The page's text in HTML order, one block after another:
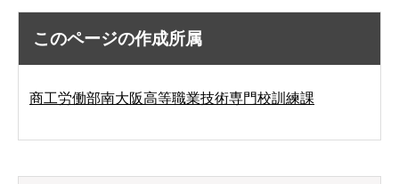
このページの作成所属
商工労働部南大阪高等職業技術専門校訓練課